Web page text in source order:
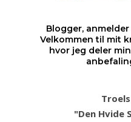
Blogger,
Velkommen til mit
hvor jeg deler
Troels
"Den Hvide